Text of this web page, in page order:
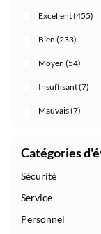
Excellent (455)
Bien (233)
Moyen (54)
Insuffisant (7)
Mauvais (7)
Catégories
Sécurité
Service
Personnel